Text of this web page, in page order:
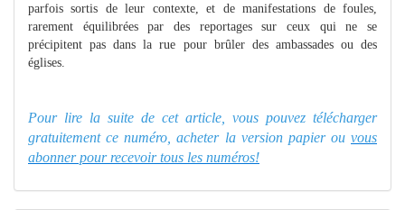
parfois sortis de leur contexte, et de manifestations de foules,
rarement équilibrées par des reportages sur ceux qui ne se
précipitent pas dans la rue pour brûler des ambassades ou des
églises.
Pour lire la suite de cet article, vous pouvez télécharger
gratuitement ce numéro, acheter la version papier ou vous
abonner pour recevoir tous les numéros!